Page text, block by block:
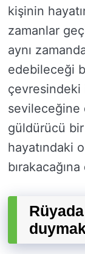
kişinin
zamanlar
aynı
edebileceği
çevresindeki
sevileceğine
güldürücü
hayatındaki